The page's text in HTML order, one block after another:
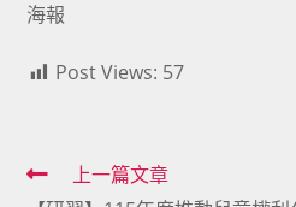
海報
Post Views: 57
Read上一篇文章